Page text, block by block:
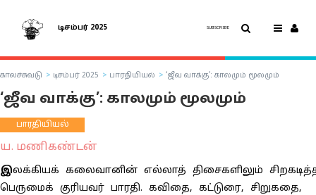
டிசம்பர் 2025 SUBSCRIBE
காலச்சுவடு டிசம்பர் 2025 பாரதியியல் ‘ஜீவ வாக்கு’: காலமும் மூலமும்
‘ஜீவ வாக்கு’: காலமும் மூலமும்
பாரதியியல்
ய. மணிகண்டன்
இலக்கியக் கலைவானின் எல்லாத் திசைகளிலும்
பெருமைக் குரியவர் பாரதி. கவிதை, கட்டுரை, சிறுகதை,